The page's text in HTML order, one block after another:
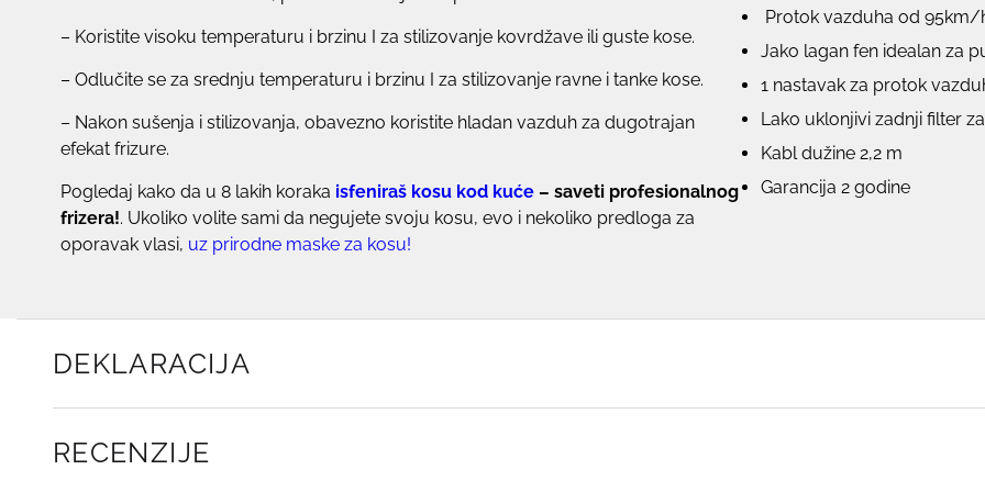
– Koristite visoku temperaturu i brzinu I za stilizovanje kovrdžave ili guste kose.
– Odlučite se za srednju temperaturu i brzinu I za stilizovanje ravne i tanke kose.
– Nakon sušenja i stilizovanja, obavezno koristite hladan vazduh za dugotrajan
efekat frizure.
Pogledaj kako da u 8 lakih koraka isfeniraš kosu kod kuće – saveti profesionalnog
frizera!. Ukoliko volite sami da negujete svoju kosu, evo i nekoliko predloga za
oporavak vlasi, uz prirodne maske za kosu!
Protok vazduha od 95km/
Jako lagan fen idealan za
1 nastavak za protok
Lako uklonjivi zadnji filter
Kabl dužine 2,2 m
Garancija 2 godine
DEKLARACIJA
RECENZIJE